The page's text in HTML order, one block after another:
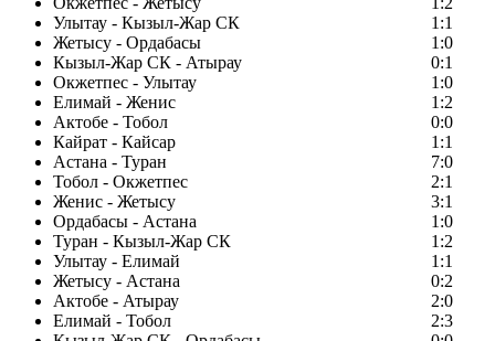
Улытау - Кызыл-Жар СК
1:1
Жетысу - Ордабасы
1:0
Кызыл-Жар СК - Атырау
0:1
Окжетпес - Улытау
1:0
Елимай - Женис
1:2
Актобе - Тобол
0:0
Кайрат - Кайсар
1:1
Астана - Туран
7:0
Тобол - Окжетпес
2:1
Женис - Жетысу
3:1
Ордабасы - Астана
1:0
Туран - Кызыл-Жар СК
1:2
Улытау - Елимай
1:1
Жетысу - Астана
0:2
Актобе - Атырау
2:0
Елимай - Тобол
2:3